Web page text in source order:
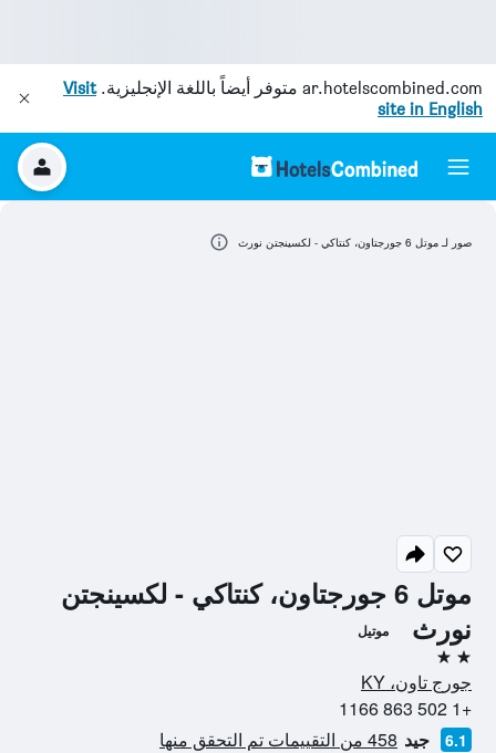
ar.hotelscombined.com متوفر أيضاً باللغة الإنجليزية.Visit
site in English
موتل 6 جورجتاون، كنتاكي - لكسينجتن
نورث
موتيل
2 نجمتين
جورج تاون، KY
+1 502 863 1166
6.1 جيد 458 من التقييمات تم التحقق منها
صور لـ موتل 6 جورجتاون، كنتاكي - لكسينجتن نورث